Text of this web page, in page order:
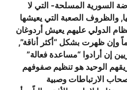
السورية المسلحة- التي لا
والظروف الصعبة التي يعيشها
الدولي عليهم يعيش أردوغان
وإن ظهرت بشكل “أكثر أناقة”,
إن أرادوا “مساعدة فعالة”
الوحيد هو تنظيم صفوفهم
الارتباطات وصبية